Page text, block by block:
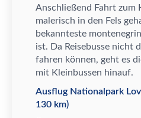
Anschließend Fahrt zum
malerisch in den Fels
bekannteste
ist. Da Reisebusse nicht
fahren können, geht es
mit Kleinbussen hinauf.
Ausflug Nationalpark
130 km)